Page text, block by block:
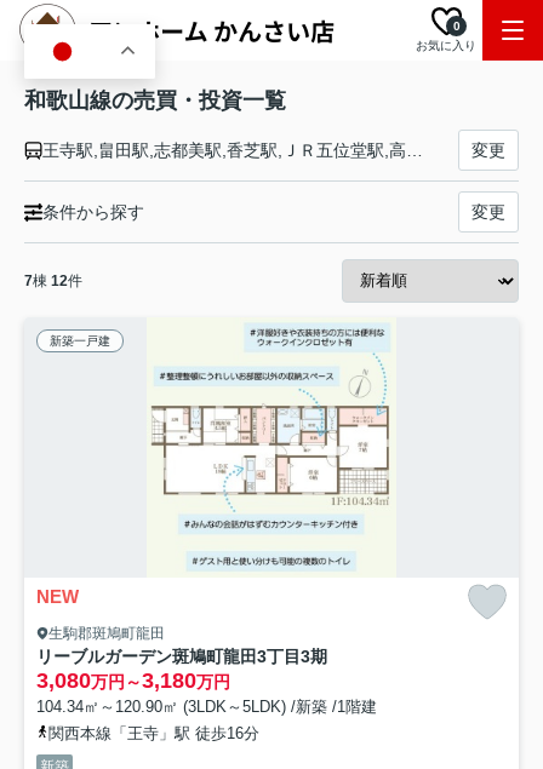
お気に入り
0
和歌山線の売買・投資一覧
変更
条件から探す 変更
7棟 12件
新築一戸建
NEW
生駒郡斑鳩町龍田
リーブルガーデン斑鳩町龍田3丁目3期
3,080万円～3,180万円
104.34㎡～120.90㎡ (3LDK～5LDK) /新築 /1階建
関西本線「王寺」駅 徒歩16分